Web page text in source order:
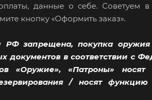
данные о себе. Советуем
кнопку «Оформить заказ».
РФ запрещена, покупка
в соответствии с
«Патроны» носят
/ носят